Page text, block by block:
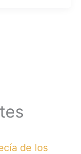
de los